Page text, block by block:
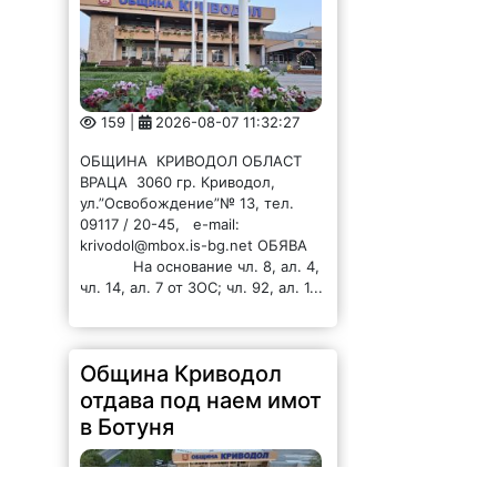
159 | 2026-08-07 11:32:27
ОБЩИНА КРИВОДОЛ ОБЛАСТ
ВРАЦА 3060 гр. Криводол,
ул.”Освобождение”№ 13, тел.
09117 / 20-45, e-mail:
krivodol@mbox.is-bg.net ОБЯВА
На основание чл. 8, ал. 4,
чл. 14, ал. 7 от ЗОС; чл. 92, ал. 1...
Община Криводол
отдава под наем имот
в Ботуня